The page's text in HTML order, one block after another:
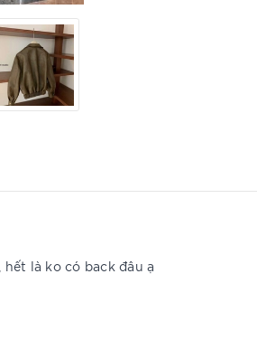
là ko có back đâu ạ